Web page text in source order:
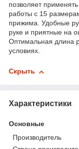
позволяет
работы с 15
прижима. Удобные
руке и приятные на
Оптимальная длина
условиях.
Скрыть
Характеристики
Основные
Производитель